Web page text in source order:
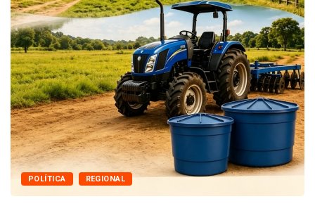
POLÍTICA REGIONAL